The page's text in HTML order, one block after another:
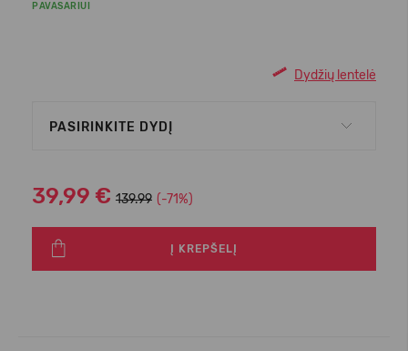
PAVASARIUI
Dydžių lentelė
PASIRINKITE DYDĮ
39,99 € 139.99 (-71%)
Į KREPŠELĮ